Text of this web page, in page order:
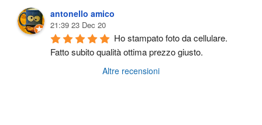
antonello amico
21:39 23 Dec 20
Ho stampato foto da cellulare.
Fatto subito qualità ottima prezzo giusto.
Altre recensioni